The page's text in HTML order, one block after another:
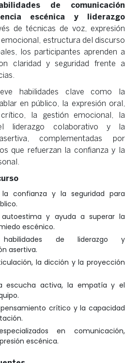
de comunicación
escénica y liderazgo
de técnicas de voz, expresión
estructura del discurso
los participantes aprenden a
claridad y seguridad frente a
habilidades clave como la
en público, la expresión oral,
la gestión emocional, la
liderazgo colaborativo y la
complementadas por
que refuerzan la confianza y la
la confianza y la seguridad para
autoestima y ayuda a superar la
escénico.
habilidades de liderazgo y
asertiva.
la dicción y la proyección
escucha activa, la empatía y el
crítico y la capacidad
en comunicación,
escénica.